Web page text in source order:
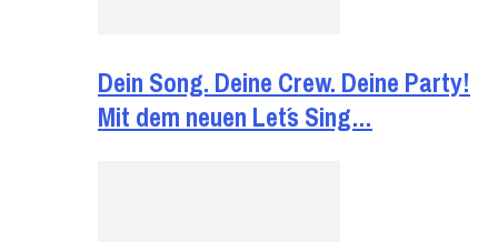
Dein Song. Deine Crew. Deine Party!
Mit dem neuen Let´s Sing…